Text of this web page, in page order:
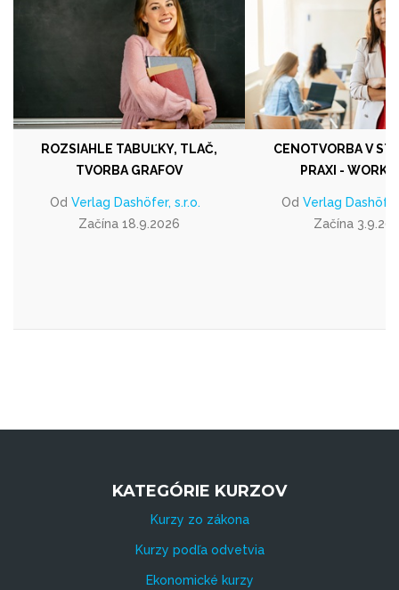
ROZSIAHLE TABUĽKY, TLAČ,
TVORBA GRAFOV
Od Verlag Dashöfer, s.r.o.
Začína 18.9.2026
CENOTVORBA V
PRAXI -
Od Verlag
Začína
KATEGÓRIE KURZOV
Kurzy zo zákona
Kurzy podľa odvetvia
Ekonomické kurzy